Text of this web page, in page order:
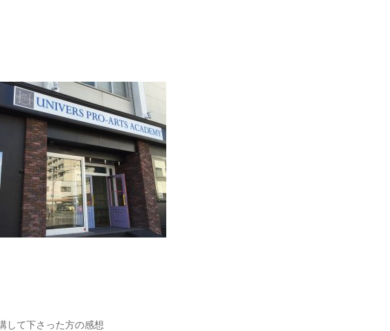
して下さった方の感想